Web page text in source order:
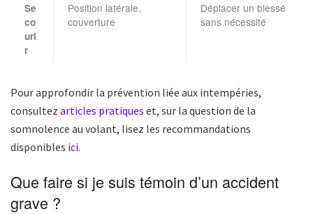
Se
co
uri
r
Position latérale,
couverture
Déplacer un blessé
sans nécessité
Pour approfondir la prévention liée aux intempéries,
consultez articles pratiques et, sur la question de la
somnolence au volant, lisez les recommandations
disponibles ici.
Que faire si je suis témoin d’un accident
grave ?